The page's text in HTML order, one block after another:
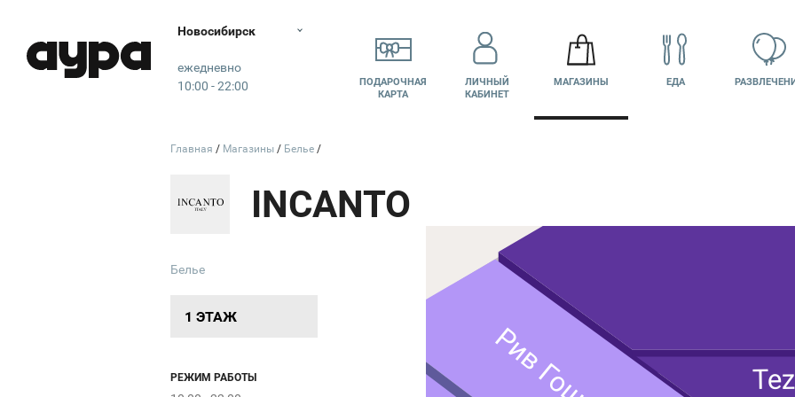
Аура
Новосибирск
ежедневно
10:00 - 22:00
ПОДАРОЧНАЯ
КАРТА
ЛИЧНЫЙ
КАБИНЕТ
МАГАЗИНЫ ЕДА
КИНО
INCANTO
Белье
1 ЭТАЖ
РЕЖИМ РАБОТЫ Рив Гош
Главная Магазины Белье